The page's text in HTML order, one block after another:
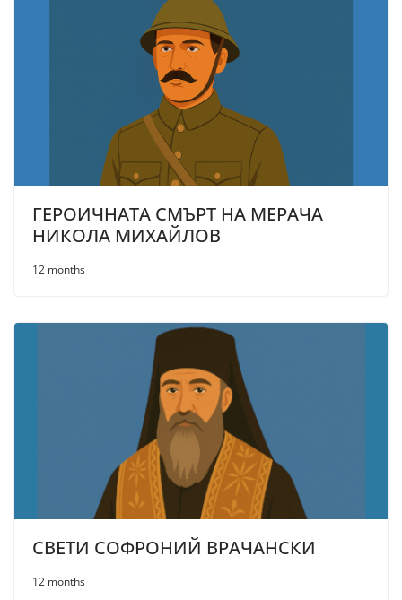
ГЕРОИЧНАТА СМЪРТ НА МЕРАЧА
НИКОЛА МИХАЙЛОВ
12 months
СВЕТИ СОФРОНИЙ ВРАЧАНСКИ
12 months